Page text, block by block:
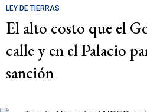
LEY DE TIERRAS
El alto costo que el
calle y en el Palacio
sanción